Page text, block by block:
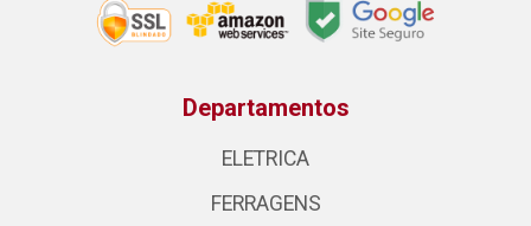
Departamentos
ELETRICA
FERRAGENS